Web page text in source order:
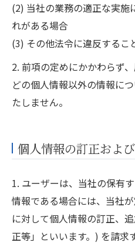
(2) 当社の業務の適正な実施
れがある場合
(3) その他法令に違反するこ
2. 前項の定めにかかわらず
どの個人情報以外の情報に
たしません。
個人情報の訂正およ
1. ユーザーは、当社の保有
情報である場合には、当社
に対して個人情報の訂正、
正等」といいます。) を請求